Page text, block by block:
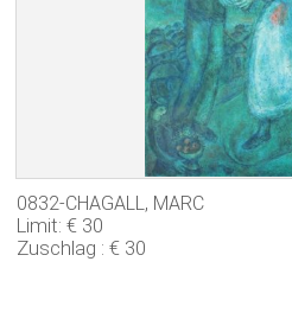
0832-CHAGALL, MARC
Limit: € 30
Zuschlag : € 30